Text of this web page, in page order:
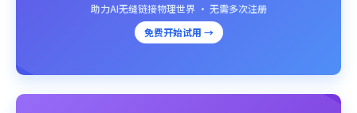
助力AI无缝链接物理世界 · 无需多次注册
免费开始试用 →